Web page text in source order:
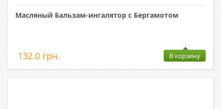
Масляный Бальзам-ингалятор с Бергамотом
132.0 грн. В корзину